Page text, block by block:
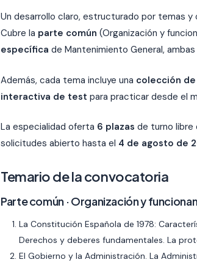
Un desarrollo claro, estructurado por temas
Cubre la parte común (Organización y
específica de Mantenimiento General,
Además, cada tema incluye una colección
interactiva de test para practicar desde el
La especialidad oferta 6 plazas de turno libre
solicitudes abierto hasta el 4 de agosto de
Temario de la convocatoria
Parte común · Organización y
La Constitución Española de 1978:
Derechos y deberes fundamentales. La
El Gobierno y la Administración. La